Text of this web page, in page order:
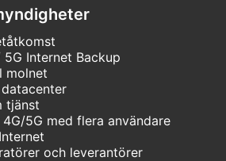
Internet Backup
molnet
tjänst
5G med flera användare
och leverantörer